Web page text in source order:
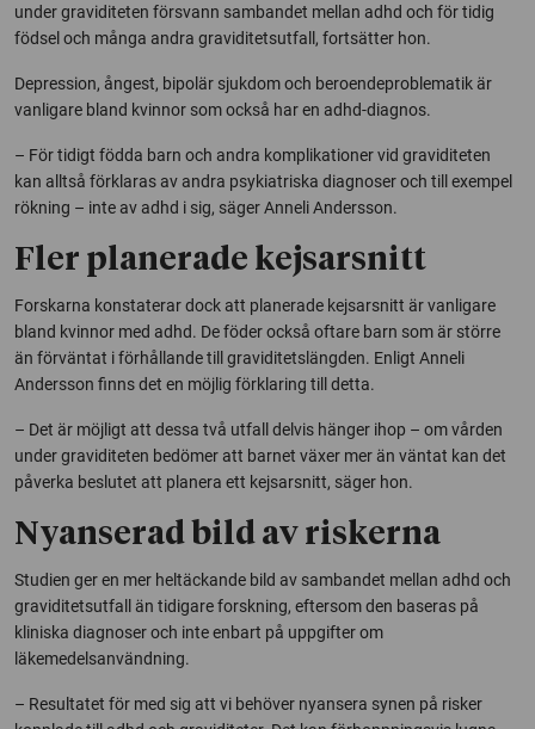
under graviditeten försvann sambandet mellan adhd och för tidig
födsel och många andra graviditetsutfall, fortsätter hon.
Depression, ångest, bipolär sjukdom och beroendeproblematik är
vanligare bland kvinnor som också har en adhd-diagnos.
– För tidigt födda barn och andra komplikationer vid graviditeten
kan alltså förklaras av andra psykiatriska diagnoser och till exempel
rökning – inte av adhd i sig, säger Anneli Andersson.
Fler planerade kejsarsnitt
Forskarna konstaterar dock att planerade kejsarsnitt är vanligare
bland kvinnor med adhd. De föder också oftare barn som är större
än förväntat i förhållande till graviditetslängden. Enligt Anneli
Andersson finns det en möjlig förklaring till detta.
– Det är möjligt att dessa två utfall delvis hänger ihop – om vården
under graviditeten bedömer att barnet växer mer än väntat kan det
påverka beslutet att planera ett kejsarsnitt, säger hon.
Nyanserad bild av riskerna
Studien ger en mer heltäckande bild av sambandet mellan adhd och
graviditetsutfall än tidigare forskning, eftersom den baseras på
kliniska diagnoser och inte enbart på uppgifter om
läkemedelsanvändning.
– Resultatet för med sig att vi behöver nyansera synen på risker